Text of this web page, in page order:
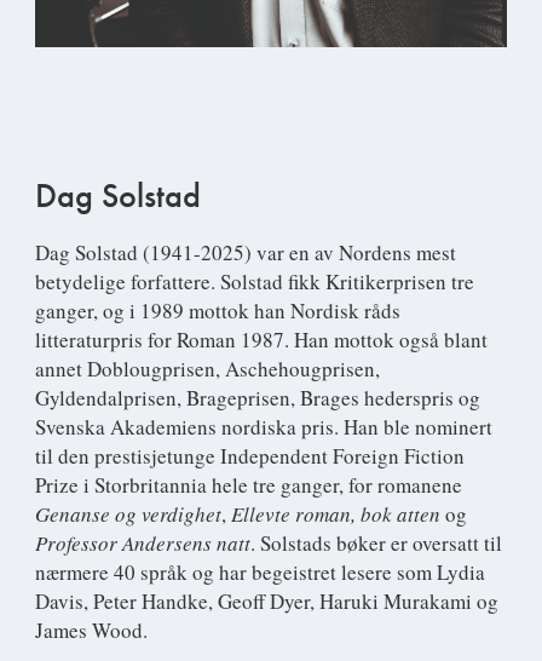
Dag Solstad
Dag Solstad (1941-2025) var en av Nordens mest
betydelige forfattere. Solstad fikk Kritikerprisen tre
ganger, og i 1989 mottok han Nordisk råds
litteraturpris for Roman 1987. Han mottok også blant
annet Doblougprisen, Aschehougprisen,
Gyldendalprisen, Brageprisen, Brages hederspris og
Svenska Akademiens nordiska pris. Han ble nominert
til den prestisjetunge Independent Foreign Fiction
Prize i Storbritannia hele tre ganger, for romanene
Genanse og verdighet,Ellevte roman, bok atten og
Professor Andersens natt. Solstads bøker er oversatt til
nærmere 40 språk og har begeistret lesere som Lydia
Davis, Peter Handke, Geoff Dyer, Haruki Murakami og
James Wood.